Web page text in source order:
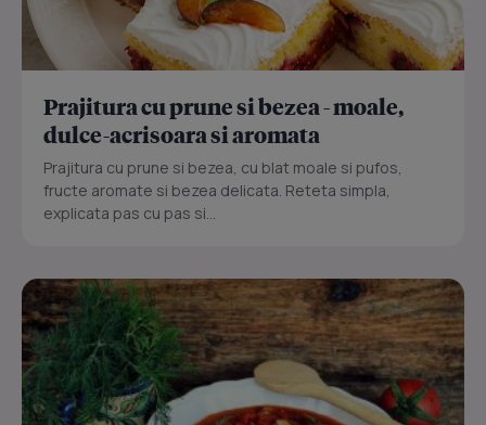
Prajitura cu prune si bezea - moale,
dulce-acrisoara si aromata
Prajitura cu prune si bezea, cu blat moale si pufos,
fructe aromate si bezea delicata. Reteta simpla,
explicata pas cu pas si...